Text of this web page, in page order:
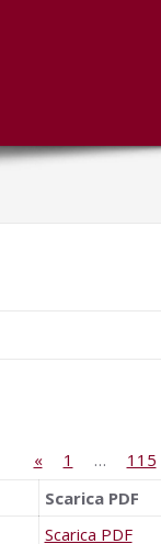
« 1 … 115
Scarica PDF
Scarica PDF